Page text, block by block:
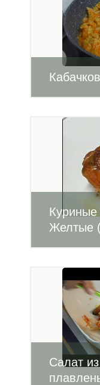
Желтые
Салат